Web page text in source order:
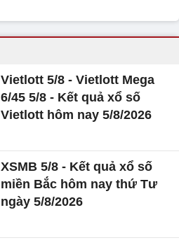
Vietlott 5/8 - Vietlott Mega
6/45 5/8 - Kết quả xổ số
Vietlott hôm nay 5/8/2026
XSMB 5/8 - Kết quả xổ số
miền Bắc hôm nay thứ Tư
ngày 5/8/2026